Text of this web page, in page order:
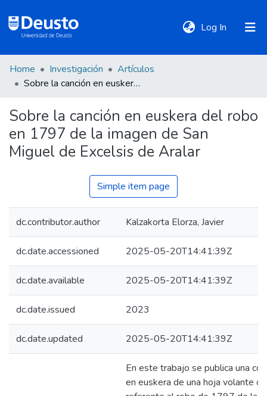
Log In (current)
DeustoTeka
Communities
&
Collections
Statistics
Home Investigación
Artículos
Sobre la canción en euskera del robo en 1797 de la imagen de San Miguel de Excelsis de Aralar
Sobre la canción en euskera del robo
en 1797 de la imagen de San
Miguel de Excelsis de Aralar
Simple item page
dc.contributor.author Kalzakorta Elorza, Javier
dc.date.accessioned 2025-05-20T14:41:39Z
dc.date.available 2025-05-20T14:41:39Z
dc.date.issued 2023
dc.date.updated 2025-05-20T14:41:39Z
En este trabajo se publica una
en euskera de una hoja volante o